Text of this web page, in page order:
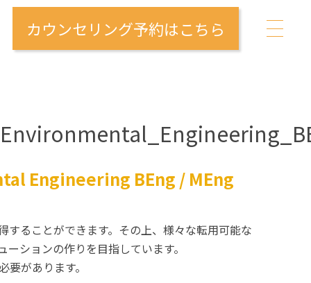
カウンセリング予約はこちら
Engineering BEng / MEng
ることができます。その上、様々な転用可能な
ションの作りを目指しています。
があります。